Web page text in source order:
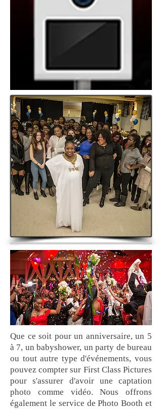
Que ce soit pour un anniversaire, un 5
à 7, un babyshower, un party de bureau
ou tout autre type d'événements, vous
pouvez compter sur First Class Pictures
pour s'assurer d'avoir une captation
photo comme vidéo. Nous offrons
également le service de Photo Booth et